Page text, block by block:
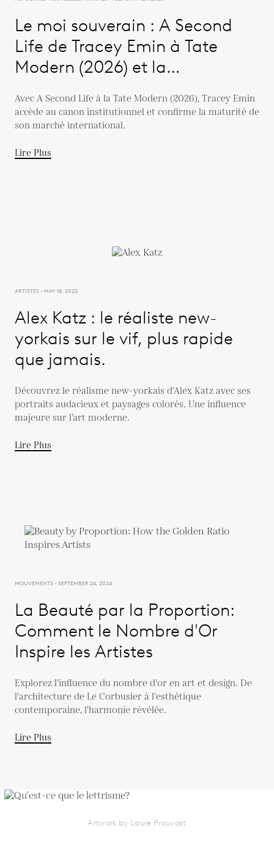
Le moi souverain : A Second
Life de Tracey Emin à Tate
Modern (2026) et la
international
Avec A Second Life à la Tate Modern (2026), Tracey Emin
accède au canon institutionnel et confirme la maturité de
son marché international.
Lire Plus
ARTISTES - MAY 18, 2022
Alex Katz : le réaliste new-
yorkais sur le vif, plus rapide
que jamais.
Découvrez le réalisme new-yorkais d’Alex Katz avec ses
portraits audacieux et paysages colorés. Une influence
majeure sur l’art moderne.
Lire Plus
MOUVEMENTS - SEPTEMBER 24, 2024
La Beauté par la Proportion:
Comment le Nombre d'Or
Inspire les Artistes
Explorez l'influence du nombre d'or en art et design. De
l'architecture de Le Corbusier à l'esthétique
contemporaine, l'harmonie révélée.
Lire Plus
Artwork by Laure Prouvost